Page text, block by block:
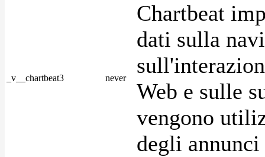
_v__chartbeat3 never
Chartbeat
dati sulla
Web e sulle
vengono
degli